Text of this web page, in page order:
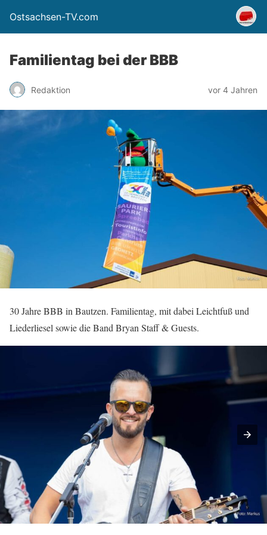
Ostsachsen-TV.com
Familientag bei der BBB
Redaktion vor 4 Jahren
30 Jahre BBB in Bautzen. Familientag, mit dabei Leichtfuß und
Liederliesel sowie die Band Bryan Staff & Guests.